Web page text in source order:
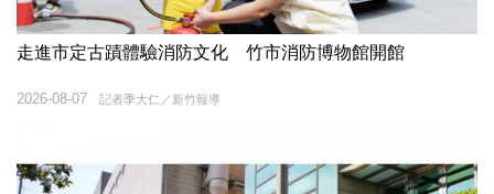
走進市定古蹟體驗消防文化 竹市消防博物館開館
記者季大仁／新竹報導
2026-08-07